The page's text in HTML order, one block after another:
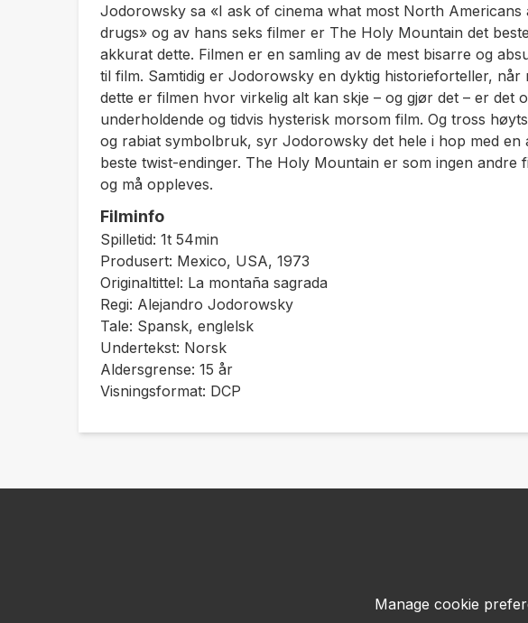
Jodorowsky sa «I ask of cinema what most North Americans
drugs» og av hans seks filmer er The Holy Mountain det
akkurat dette. Filmen er en samling av de mest bisarre og
til film. Samtidig er Jodorowsky en dyktig historieforteller, når
dette er filmen hvor virkelig alt kan skje – og gjør det – er det
underholdende og tidvis hysterisk morsom film. Og tross
og rabiat symbolbruk, syr Jodorowsky det hele i hop med en
beste twist-endinger. The Holy Mountain er som ingen andre
og må oppleves.
Filminfo
Spilletid: 1t 54min
Produsert: Mexico, USA, 1973
Originaltittel: La montaña sagrada
Regi: Alejandro Jodorowsky
Tale: Spansk, englelsk
Undertekst: Norsk
Aldersgrense: 15 år
Visningsformat: DCP
Manage cookie